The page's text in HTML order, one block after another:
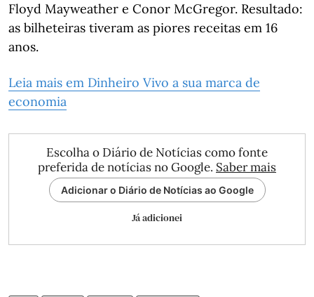
Floyd Mayweather e Conor McGregor. Resultado:
as bilheteiras tiveram as piores receitas em 16
anos.
Leia mais em Dinheiro Vivo a sua marca de
economia
Escolha o Diário de Notícias como fonte
preferida de notícias no Google. Saber mais
Adicionar o Diário de Notícias ao Google
Já adicionei